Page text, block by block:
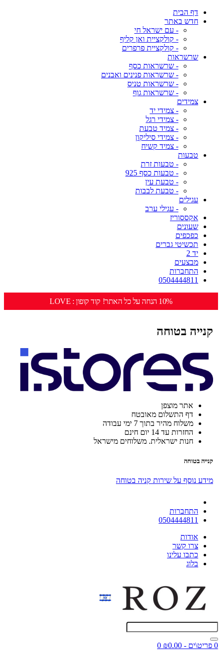
דף הבית
חדש באתר
- עם ישראל חי
- קולקציית ואן קליף
- קולקציית פרפרים
שרשראות
- שרשראות כסף
- שרשראות פנינים ואבנים
- שרשראות טניס
- שרשראות גוף
צמידים
- צמידי יד
- צמידי רגל
- צמיד טבעת
- צמידי סיליקון
- צמיד קשיח
טבעות
- טבעות זרת
- טבעות כסף 925
- טבעת עין
- טבעת לבבות
עגילים
- עגילי ערב
אקססוריז
שעונים
כפכפים
תכשיטי גברים
יד 2
מבצעים
התחברות
0504444811
10% הנחה על כל האתר! קוד קופון : LOVE
קנייה בטוחה
אתר מוצפן
דף התשלום מאובטח
משלוח מהיר בתוך 7 ימי עבודה
החזרות עד 14 יום חינם
חנות ישראלית. משלוחים מישראל
קנייה בטוחה
מידע נוסף על שירות קניה בטוחה
התחברות
0504444811
אודות
צרו קשר
כתבו עלינו
בלוג
0 פריט\ים - ₪0.00
0